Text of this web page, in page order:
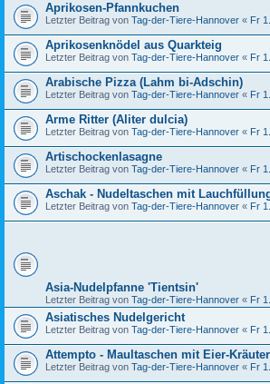
Aprikosen-Pfannkuchen
Letzter Beitrag von Tag-der-Tiere-Hannover « Fr
Aprikosenknödel aus Quarkteig
Letzter Beitrag von Tag-der-Tiere-Hannover « Fr
Arabische Pizza (Lahm bi-Adschin)
Letzter Beitrag von Tag-der-Tiere-Hannover « Fr
Arme Ritter (Aliter dulcia)
Letzter Beitrag von Tag-der-Tiere-Hannover « Fr
Artischockenlasagne
Letzter Beitrag von Tag-der-Tiere-Hannover « Fr
Aschak - Nudeltaschen mit
Letzter Beitrag von Tag-der-Tiere-Hannover « Fr
Asia-Nudelpfanne 'Tientsin'
Letzter Beitrag von Tag-der-Tiere-Hannover « Fr
Asiatisches Nudelgericht
Letzter Beitrag von Tag-der-Tiere-Hannover « Fr
Attempto - Maultaschen mit Eier-
Letzter Beitrag von Tag-der-Tiere-Hannover « Fr